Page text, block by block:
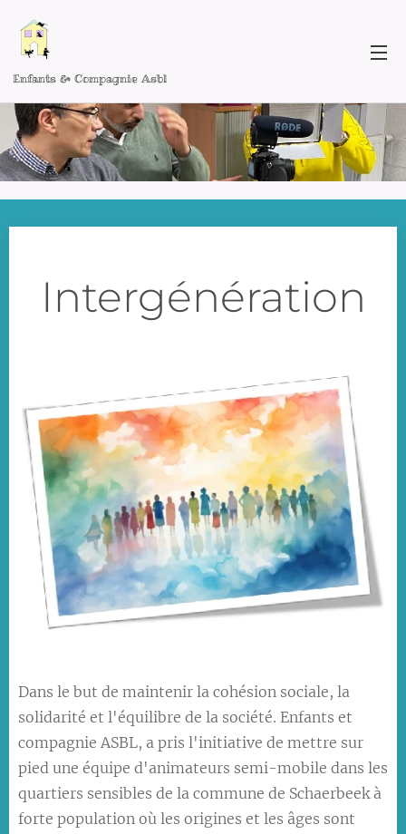
Enfants & Compagnie Asbl
Intergénération
Dans le but de maintenir la cohésion sociale, la
solidarité et l'équilibre de la société. Enfants et
compagnie ASBL, a pris l'initiative de mettre sur
pied une équipe d'animateurs semi-mobile dans les
quartiers sensibles de la commune de Schaerbeek à
forte population où les origines et les âges sont